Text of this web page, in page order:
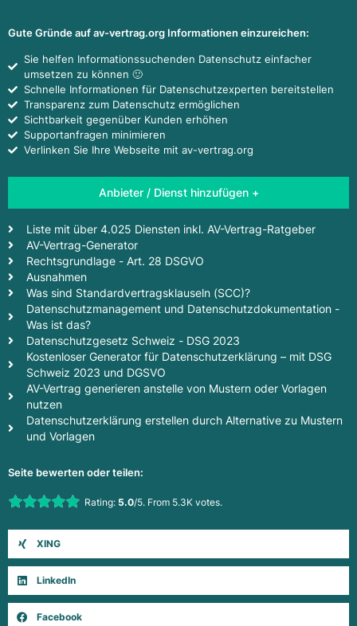
Gute Gründe auf av-vertrag.org Informationen einzureichen:
Sie helfen Informationssuchenden Datenschutz einfacher
umsetzen zu können 🙂
Schnelle Informationen für Datenschutzexperten bereitstellen
Transparenz zum Datenschutz ermöglichen
Sichtbarkeit gegenüber Kunden erhöhen
Supportanfragen minimieren
Verlinken Sie Ihre Webseite mit av-vertrag.org
Anbieter / Dienst hinzufügen +
Liste mit über 4.025 Diensten inkl. AV-Vertrag-Ratgeber
AV-Vertrag-Generator
Rechtsgrundlage - Art. 28 DSGVO
Ausnahmen
Was sind Standardvertragsklauseln (SCC)?
Datenschutzmanagement und Datenschutzdokumentation -
Was ist das?
Datenschutzgesetz Schweiz - DSG 2023
Kostenloser Generator für Datenschutzerklärung – mit DSG
Schweiz 2023 und DGSVO
AV-Vertrag generieren anstelle von Mustern oder Vorlagen
nutzen
Datenschutzerklärung erstellen durch Alternative zu Mustern
und Vorlagen
Seite bewerten oder teilen:
Rate this item:Rating: 5.0/5. From 5.3K votes.
XING
LinkedIn
Facebook